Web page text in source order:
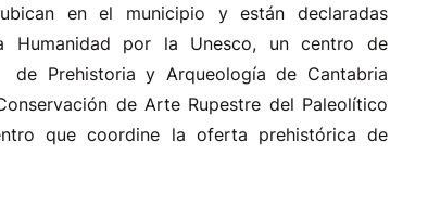
en el municipio y están declaradas
Humanidad por la Unesco, un centro de
Prehistoria y Arqueología de Cantabria
de Arte Rupestre del Paleolítico
que coordine la oferta prehistórica de